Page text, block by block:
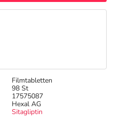
Filmtabletten
98 St
17575087
Hexal AG
Sitagliptin